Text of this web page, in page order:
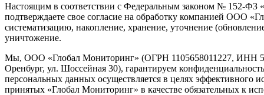
Настоящим в соответствии с Федеральным законом № 152-ФЗ
подтверждаете свое согласие на обработку компанией ООО
систематизацию, накопление, хранение, уточнение
уничтожение.
Мы, ООО «Глобал Мониторинг» (ОГРН 1105658011227, ИНН
Оренбург, ул. Шоссейная 30), гарантируем
персональных данных осуществляется в целях эффективного
принятых «Глобал Мониторинг» в качестве обязательных к